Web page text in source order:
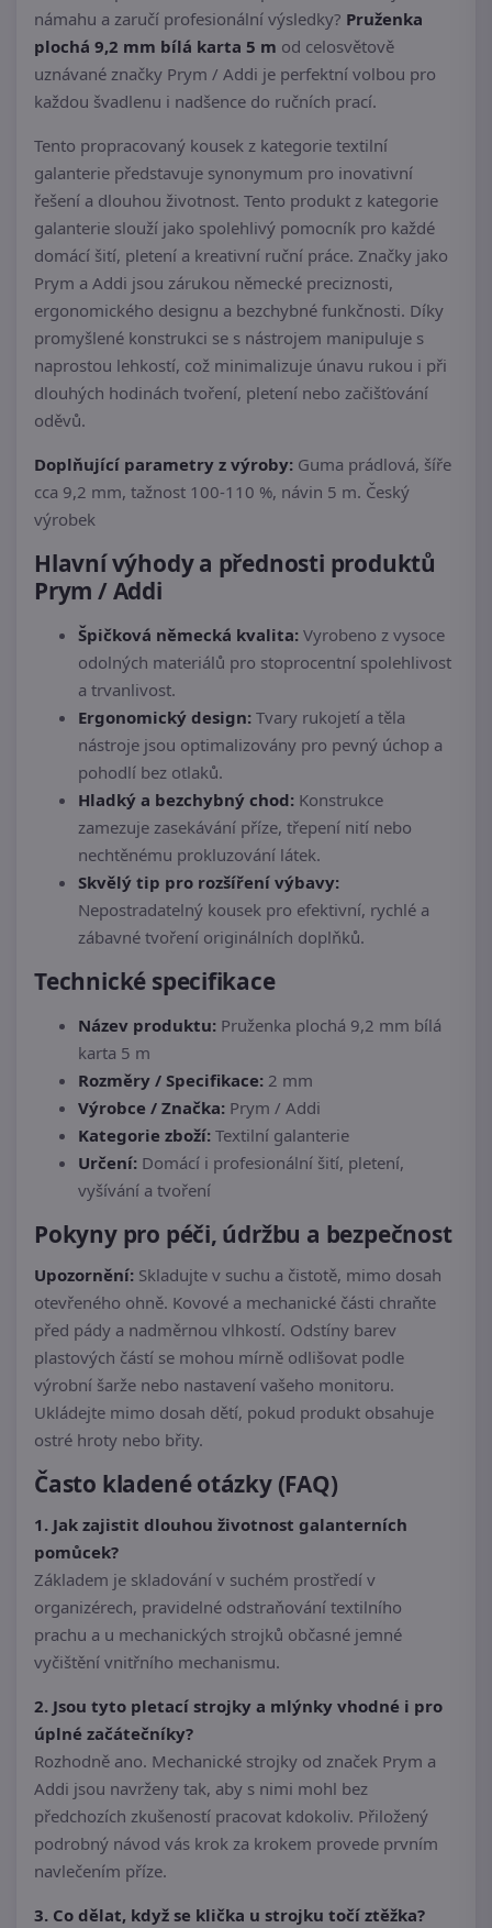
námahu a zaručí profesionální výsledky? Pruženka
plochá 9,2 mm bílá karta 5 m od celosvětově
uznávané značky Prym / Addi je perfektní volbou pro
každou švadlenu i nadšence do ručních prací.
Tento propracovaný kousek z kategorie textilní
galanterie představuje synonymum pro inovativní
řešení a dlouhou životnost. Tento produkt z kategorie
galanterie slouží jako spolehlivý pomocník pro každé
domácí šití, pletení a kreativní ruční práce. Značky jako
Prym a Addi jsou zárukou německé preciznosti,
ergonomického designu a bezchybné funkčnosti. Díky
promyšlené konstrukci se s nástrojem manipuluje s
naprostou lehkostí, což minimalizuje únavu rukou i při
dlouhých hodinách tvoření, pletení nebo začišťování
oděvů.
Doplňující parametry z výroby: Guma prádlová, šíře
cca 9,2 mm, tažnost 100-110 %, návin 5 m. Český
výrobek
Hlavní výhody a přednosti produktů
Prym / Addi
Špičková německá kvalita: Vyrobeno z vysoce
odolných materiálů pro stoprocentní spolehlivost
a trvanlivost.
Ergonomický design: Tvary rukojetí a těla
nástroje jsou optimalizovány pro pevný úchop a
pohodlí bez otlaků.
Hladký a bezchybný chod: Konstrukce
zamezuje zasekávání příze, třepení nití nebo
nechtěnému prokluzování látek.
Skvělý tip pro rozšíření výbavy:
Nepostradatelný kousek pro efektivní, rychlé a
zábavné tvoření originálních doplňků.
Technické specifikace
Název produktu: Pruženka plochá 9,2 mm bílá
karta 5 m
Rozměry / Specifikace: 2 mm
Výrobce / Značka: Prym / Addi
Kategorie zboží: Textilní galanterie
Určení: Domácí i profesionální šití, pletení,
vyšívání a tvoření
Pokyny pro péči, údržbu a bezpečnost
Upozornění: Skladujte v suchu a čistotě, mimo dosah
otevřeného ohně. Kovové a mechanické části chraňte
před pády a nadměrnou vlhkostí. Odstíny barev
plastových částí se mohou mírně odlišovat podle
výrobní šarže nebo nastavení vašeho monitoru.
Ukládejte mimo dosah dětí, pokud produkt obsahuje
ostré hroty nebo břity.
Často kladené otázky (FAQ)
1. Jak zajistit dlouhou životnost galanterních
pomůcek?
Základem je skladování v suchém prostředí v
organizérech, pravidelné odstraňování textilního
prachu a u mechanických strojků občasné jemné
vyčištění vnitřního mechanismu.
2. Jsou tyto pletací strojky a mlýnky vhodné i pro
úplné začátečníky?
Rozhodně ano. Mechanické strojky od značek Prym a
Addi jsou navrženy tak, aby s nimi mohl bez
předchozích zkušeností pracovat kdokoliv. Přiložený
podrobný návod vás krok za krokem provede prvním
navlečením příze.
3. Co dělat, když se klička u strojku točí ztěžka?